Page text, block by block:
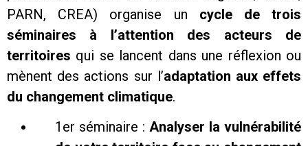
PARN, CREA) organise un cycle de trois
séminaires
à l’attention des acteurs de
territoires qui se lancent dans une réflexion ou
mènent des actions sur l’adaptation aux effets
du changement climatique.
1er séminaire : Analyser la vulnérabilité